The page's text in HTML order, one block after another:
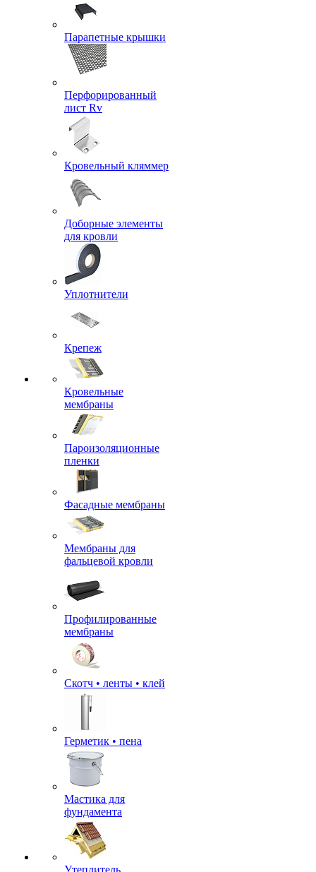
Парапетные крышки
Перфорированный
лист Rv
Кровельный кляммер
Доборные элементы
для кровли
Уплотнители
Крепеж
Кровельные
мембраны
Пароизоляционные
пленки
Фасадные мембраны
Мембраны для
фальцевой кровли
Профилированные
мембраны
Скотч • ленты • клей
Герметик • пена
Мастика для
фундамента
Утеплитель